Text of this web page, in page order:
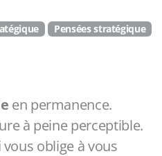
Pensées stratégique
en permanence.
à peine perceptible.
vous oblige à vous